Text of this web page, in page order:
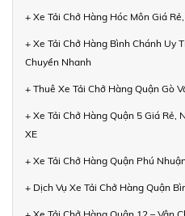
+ Xe Tải Chở Hàng Hóc Môn Giá
+ Xe Tải Chở Hàng Bình Chánh Uy
Chuyển Nhanh
+ Thuê Xe Tải Chở Hàng Quận Gò
+ Xe Tải Chở Hàng Quận 5 Giá Rẻ,
XE
+ Xe Tải Chở Hàng Quận Phú
+ Dịch Vụ Xe Tải Chở Hàng Quận